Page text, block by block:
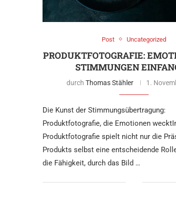
Post Uncategorized
PRODUKTFOTOGRAFIE:
STIMMUNGEN
durch Thomas Stähler 1.
Die Kunst der Stimmungsübertragung:
Produktfotografie, die Emotionen
Produktfotografie spielt nicht nur die
Produkts selbst eine entscheidende
die Fähigkeit, durch das Bild …